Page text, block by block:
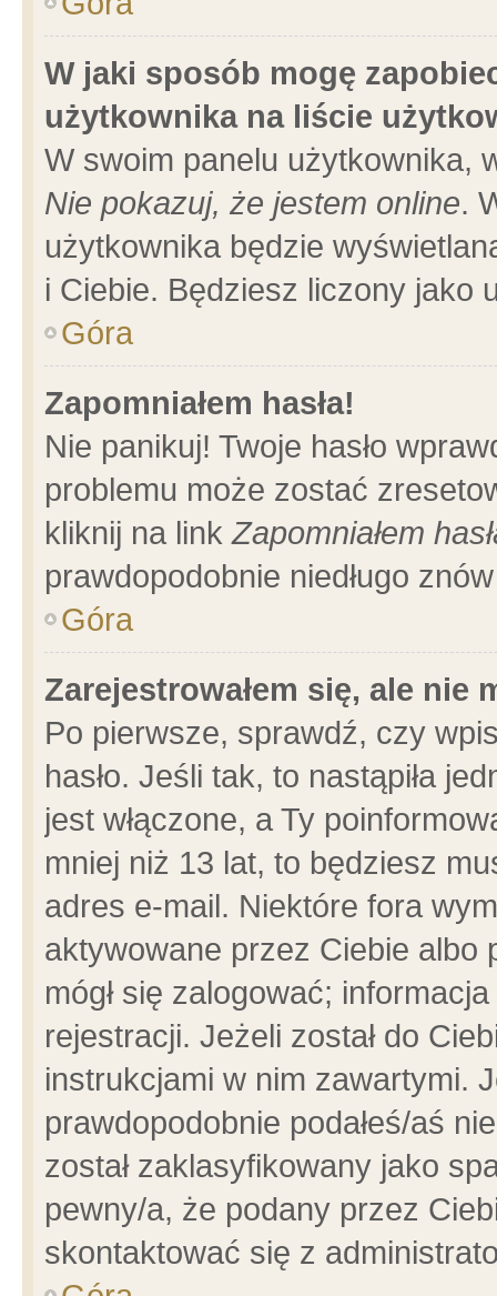
W jaki sposób mogę
użytkownika na liście
W swoim panelu użytkownika,
Nie pokazuj, że jestem online.
użytkownika będzie
i Ciebie. Będziesz liczony jako
Góra
Zapomniałem hasła!
Nie panikuj! Twoje hasło
problemu może zostać
kliknij na linkZapomniałem
prawdopodobnie niedługo
Góra
Zarejestrowałem się, ale nie
Po pierwsze, sprawdź, czy
hasło. Jeśli tak, to nastąpiła
jest włączone, a Ty
mniej niż 13 lat, to będziesz
adres e-mail. Niektóre fora
aktywowane przez Ciebie albo
mógł się zalogować;
rejestracji. Jeżeli został do
instrukcjami w nim zawartymi.
prawdopodobnie podałeś/aś
został zaklasyfikowany jako
pewny/a, że podany przez
skontaktować się z